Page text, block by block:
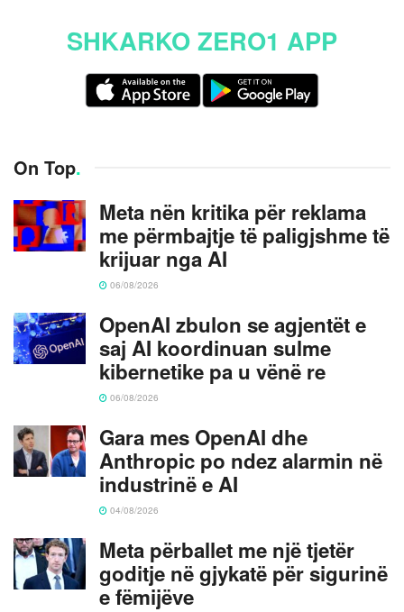
SHKARKO ZERO1 APP
On Top.
Meta nën kritika për reklama
me përmbajtje të paligjshme të
krijuar nga AI
06/08/2026
OpenAI zbulon se agjentët e
saj AI koordinuan sulme
kibernetike pa u vënë re
06/08/2026
Gara mes OpenAI dhe
Anthropic po ndez alarmin në
industrinë e AI
04/08/2026
Meta përballet me një tjetër
goditje në gjykatë për sigurinë
e fëmijëve